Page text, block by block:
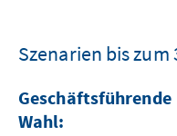
Szenarien bis
Wahl: